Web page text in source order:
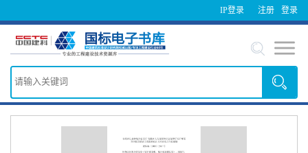
IP登录 登录
注册